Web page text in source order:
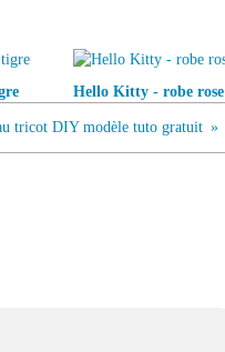
Hello Kitty - robe rose
tricot DIY modèle tuto gratuit